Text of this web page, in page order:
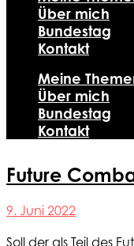
Über mich
Bundestag
Kontakt
Meine
Über mich
Bundestag
Kontakt
Future
9. Juni 2022
Soll der als Teil des